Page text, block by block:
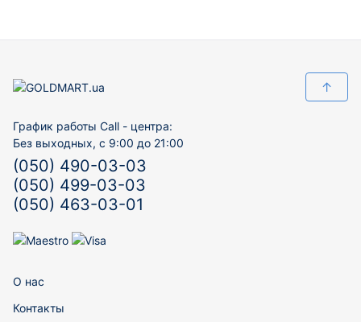
↑
График работы Call - центра:
Без выходных, с 9:00 до 21:00
(050) 490-03-03
(050) 499-03-03
(050) 463-03-01
О нас
Контакты